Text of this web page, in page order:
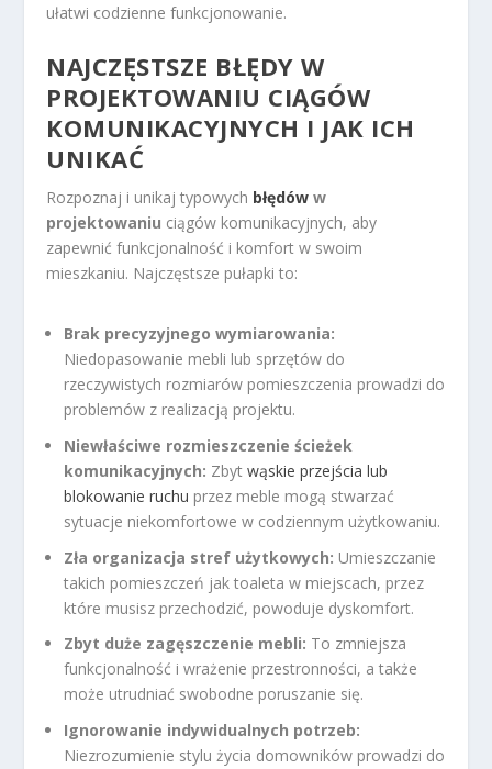
ułatwi codzienne funkcjonowanie.
NAJCZĘSTSZE BŁĘDY W
PROJEKTOWANIU CIĄGÓW
KOMUNIKACYJNYCH I JAK ICH
UNIKAĆ
Rozpoznaj i unikaj typowych błędów w
projektowaniu ciągów komunikacyjnych, aby
zapewnić funkcjonalność i komfort w swoim
mieszkaniu. Najczęstsze pułapki to:
Brak precyzyjnego wymiarowania:
Niedopasowanie mebli lub sprzętów do
rzeczywistych rozmiarów pomieszczenia prowadzi do
problemów z realizacją projektu.
Niewłaściwe rozmieszczenie ścieżek
komunikacyjnych: Zbytwąskie przejścia lub
blokowanie ruchu przez meble mogą stwarzać
sytuacje niekomfortowe w codziennym użytkowaniu.
Zła organizacja stref użytkowych: Umieszczanie
takich pomieszczeń jak toaleta w miejscach, przez
które musisz przechodzić, powoduje dyskomfort.
Zbyt duże zagęszczenie mebli: To zmniejsza
funkcjonalność i wrażenie przestronności, a także
może utrudniać swobodne poruszanie się.
Ignorowanie indywidualnych potrzeb:
Niezrozumienie stylu życia domowników prowadzi do